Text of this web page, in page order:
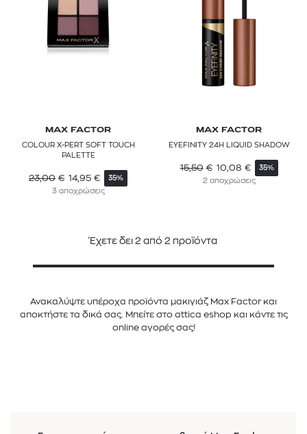
MAX FACTOR
COLOUR X-PERT SOFT TOUCH
PALETTE
23,00 € 14,95 € 35%
3 αποχρώσεις
MAX FACTOR
EYEFINITY 24H LIQUID SHADOW
15,50 € 10,08 € 35%
2 αποχρώσεις
Έχετε δει 2 από 2 προϊόντα
Ανακαλύψτε υπέροχα προϊόντα μακιγιάζ Max Factor και
αποκτήστε τα δικά σας. Μπείτε στο attica eshop και κάντε τις
online αγορές σας!